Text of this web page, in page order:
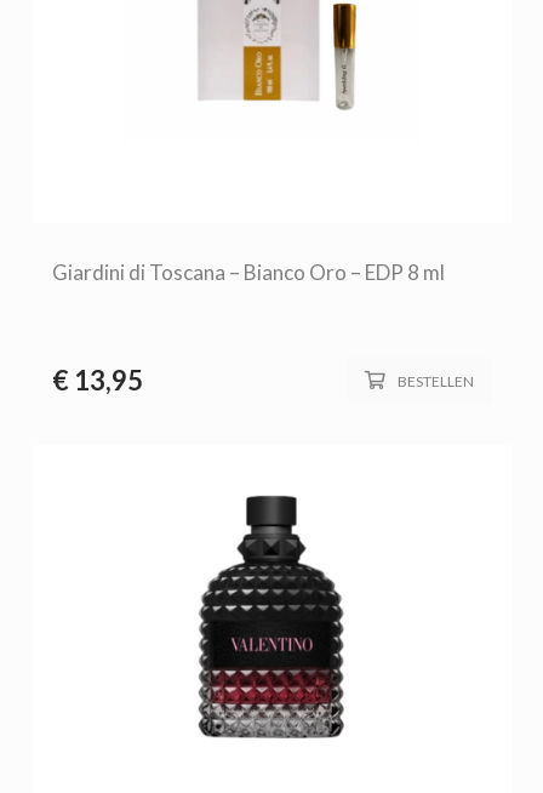
Giardini di Toscana – Bianco Oro – EDP 8 ml
€13,95 BESTELLEN